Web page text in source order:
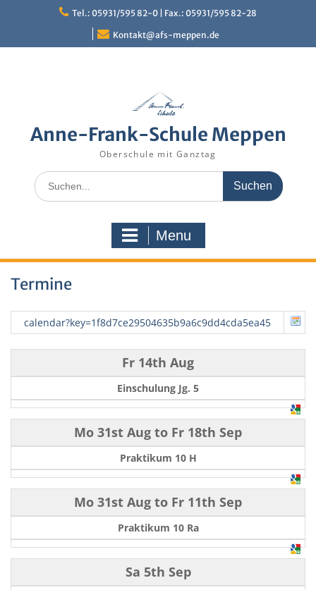
Tel.: 05931/595 82-0 | Fax.: 05931/595 82-28
Kontakt@afs-meppen.de
Anne-Frank-Schule Meppen
Oberschule mit Ganztag
Search
for:
Menu
Termine
calendar?key=1f8d7ce29504635b9a6c9dd4cda5ea45
Fr 14th Aug
Einschulung Jg. 5
Mo 31st Aug to Fr 18th Sep
Praktikum 10 H
Mo 31st Aug to Fr 11th Sep
Praktikum 10 Ra
Sa 5th Sep